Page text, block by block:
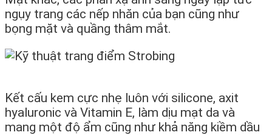
ngụy trang các nếp nhăn của bạn cũng như
bọng mặt và quầng thâm mắt.
Kết cấu kem cực nhẹ luôn với silicone, axit
hyaluronic và Vitamin E, làm dịu mạt da và
mang một độ ẩm cũng như khả năng kiềm dầu